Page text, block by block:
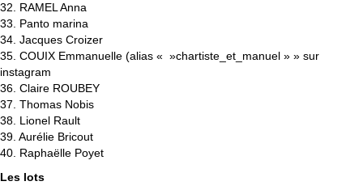
32. RAMEL Anna
33. Panto marina
34. Jacques Croizer
35. COUIX Emmanuelle (alias « »chartiste_et_manuel » » sur
instagram
36. Claire ROUBEY
37. Thomas Nobis
38. Lionel Rault
39. Aurélie Bricout
40. Raphaëlle Poyet
Les lots